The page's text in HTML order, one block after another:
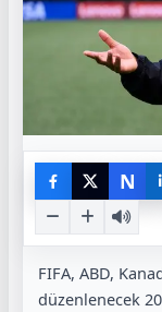
N
FIFA, ABD,
düzenlenecek